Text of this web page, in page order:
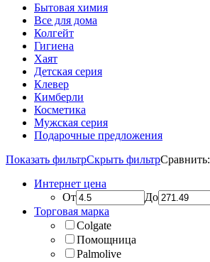
Бытовая химия
Все для дома
Колгейт
Гигиена
Хаят
Детская серия
Клевер
Кимберли
Косметика
Мужская серия
Подарочные предложения
Показать фильтрСкрыть фильтрСравнить:
Интернет цена
От
До
Торговая марка
Colgate
Помощница
Palmolive